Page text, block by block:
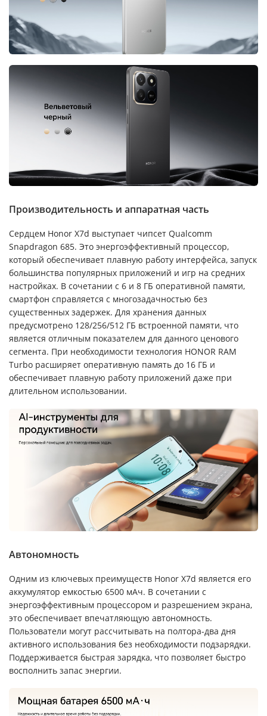
Производительность и аппаратная часть
Сердцем Honor X7d выступает чипсет Qualcomm
Snapdragon 685. Это энергоэффективный процессор,
который обеспечивает плавную работу интерфейса, запуск
большинства популярных приложений и игр на средних
настройках. В сочетании с 6 и 8 ГБ оперативной памяти,
смартфон справляется с многозадачностью без
существенных задержек. Для хранения данных
предусмотрено 128/256/512 ГБ встроенной памяти, что
является отличным показателем для данного ценового
сегмента. При необходимости технология HONOR RAM
Turbo расширяет оперативную память до 16 ГБ и
обеспечивает плавную работу приложений даже при
длительном использовании.
Автономность
Одним из ключевых преимуществ Honor X7d является его
аккумулятор емкостью 6500 мАч. В сочетании с
энергоэффективным процессором и разрешением экрана,
это обеспечивает впечатляющую автономность.
Пользователи могут рассчитывать на полтора-два дня
активного использования без необходимости подзарядки.
Поддерживается быстрая зарядка, что позволяет быстро
восполнить запас энергии.